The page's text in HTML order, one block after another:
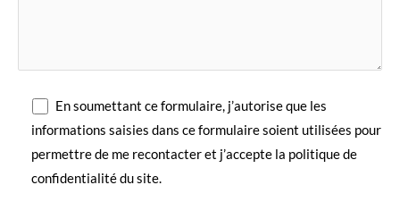
En soumettant ce formulaire, j’autorise que les
informations saisies dans ce formulaire soient utilisées pour
permettre de me recontacter et j’accepte la politique de
confidentialité du site.